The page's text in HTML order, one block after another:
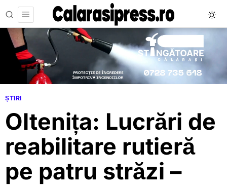
ȘTIRI
Oltenița: Lucrări de
reabilitare rutieră
pe patru străzi –